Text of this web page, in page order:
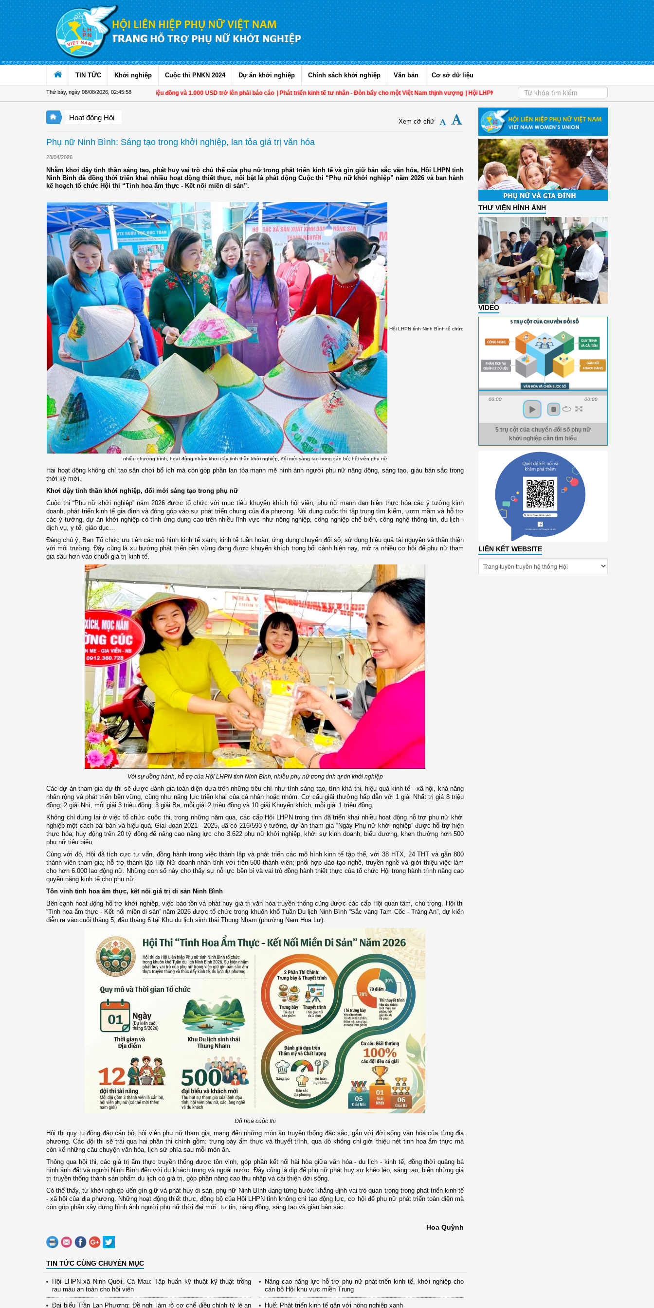
Truy cập nội dung luôn
TIN TỨC Khởi nghiệp Cuộc thi PNKN 2024 Dự án khởi nghiệp Chính sách khởi nghiệp Văn bản Cơ sở dữ liệu
Thứ bảy, ngày 08/08/2026 02:45:59
Từ 1/11, chuyển tiền từ 500 triệu đồng và 1.000 USD trở lên phải báo cáo | Phát triển kinh tế tư nhân - Đòn bẩy cho một Việt Nam thịnh vượng | Hội LHPN tỉnh Kiên Giang biểu dương phụ nữ tiêu biểu trong tham gia đề
Hoạt động Hội Xem cỡ chữ
Phụ nữ Ninh Bình: Sáng tạo trong khởi nghiệp, lan tỏa giá trị văn hóa
28/04/2026
Nhằm khơi dậy tinh thần sáng tạo, phát huy vai trò chủ thể của phụ nữ trong phát triển kinh tế và gìn giữ bản sắc văn hóa, Hội LHPN tỉnh
Ninh Bình đã đồng thời triển khai nhiều hoạt động thiết thực, nổi bật là phát động Cuộc thi “Phụ nữ khởi nghiệp” năm 2026 và ban hành
kế hoạch tổ chức Hội thi “Tinh hoa ẩm thực - Kết nối miền di sản”.
Hội LHPN tỉnh Ninh Bình tổ chức
nhiều chương trình, hoạt động nhằm khơi dậy tinh thần khởi nghiệp, đổi mới sáng tạo trong cán bộ, hội viên phụ nữ
Hai hoạt động không chỉ tạo sân chơi bổ ích mà còn góp phần lan tỏa mạnh mẽ hình ảnh người phụ nữ năng động, sáng tạo, giàu bản sắc trong
thời kỳ mới.
Khơi dậy tinh thần khởi nghiệp, đổi mới sáng tạo trong phụ nữ
Cuộc thi “Phụ nữ khởi nghiệp” năm 2026 được tổ chức với mục tiêu khuyến khích hội viên, phụ nữ mạnh dạn hiện thực hóa các ý tưởng kinh
doanh, phát triển kinh tế gia đình và đóng góp vào sự phát triển chung của địa phương. Nội dung cuộc thi tập trung tìm kiếm, ươm mầm và hỗ trợ
các ý tưởng, dự án khởi nghiệp có tính ứng dụng cao trên nhiều lĩnh vực như nông nghiệp, công nghiệp chế biến, công nghệ thông tin, du lịch -
dịch vụ, y tế, giáo dục…
Đáng chú ý, Ban Tổ chức ưu tiên các mô hình kinh tế xanh, kinh tế tuần hoàn, ứng dụng chuyển đổi số, sử dụng hiệu quả tài nguyên và thân thiện
với môi trường. Đây cũng là xu hướng phát triển bền vững đang được khuyến khích trong bối cảnh hiện nay, mở ra nhiều cơ hội để phụ nữ tham
gia sâu hơn vào chuỗi giá trị kinh tế.
Với sự đồng hành, hỗ trợ của Hội LHPN tỉnh Ninh Bình, nhiều phụ nữ trong tỉnh tự tin khởi nghiệp
Các dự án tham gia dự thi sẽ được đánh giá toàn diện dựa trên những tiêu chí như tính sáng tạo, tính khả thi, hiệu quả kinh tế - xã hội, khả năng
nhân rộng và phát triển bền vững, cũng như năng lực triển khai của cá nhân hoặc nhóm. Cơ cấu giải thưởng hấp dẫn với 1 giải Nhất trị giá 8 triệu
đồng; 2 giải Nhì, mỗi giải 3 triệu đồng; 3 giải Ba, mỗi giải 2 triệu đồng và 10 giải Khuyến khích, mỗi giải 1 triệu đồng.
Không chỉ dừng lại ở việc tổ chức cuộc thi, trong những năm qua, các cấp Hội LHPN trong tỉnh đã triển khai nhiều hoạt động hỗ trợ phụ nữ khởi
nghiệp một cách bài bản và hiệu quả. Giai đoạn 2021 - 2025, đã có 216/593 ý tưởng, dự án tham gia “Ngày Phụ nữ khởi nghiệp” được hỗ trợ hiện
thực hóa; huy động trên 20 tỷ đồng để nâng cao năng lực cho 3.622 phụ nữ khởi nghiệp, khởi sự kinh doanh; biểu dương, khen thưởng hơn 500
phụ nữ tiêu biểu.
Cùng với đó, Hội đã tích cực tư vấn, đồng hành trong việc thành lập và phát triển các mô hình kinh tế tập thể, với 38 HTX, 24 THT và gần 800
thành viên tham gia; hỗ trợ thành lập Hội Nữ doanh nhân tỉnh với trên 500 thành viên; phối hợp đào tạo nghề, truyền nghề và giới thiệu việc làm
cho hơn 6.000 lao động nữ. Những con số này cho thấy sự nỗ lực bền bỉ và vai trò đồng hành thiết thực của tổ chức Hội trong hành trình nâng cao
quyền năng kinh tế cho phụ nữ.
Tôn vinh tinh hoa ẩm thực, kết nối giá trị di sản Ninh Bình
Bên cạnh hoạt động hỗ trợ khởi nghiệp, việc bảo tồn và phát huy giá trị văn hóa truyền thống cũng được các cấp Hội quan tâm, chú trọng. Hội thi
“Tinh hoa ẩm thực - Kết nối miền di sản” năm 2026 được tổ chức trong khuôn khổ Tuần Du lịch Ninh Bình “Sắc vàng Tam Cốc - Tràng An”, dự kiến
diễn ra vào cuối tháng 5, đầu tháng 6 tại Khu du lịch sinh thái Thung Nham (phường Nam Hoa Lư).
Đồ họa cuộc thi
Hội thi quy tụ đông đảo cán bộ, hội viên phụ nữ tham gia, mang đến những món ăn truyền thống đặc sắc, gắn với đời sống văn hóa của từng địa
phương. Các đội thi sẽ trải qua hai phần thi chính gồm: trưng bày ẩm thực và thuyết trình, qua đó không chỉ giới thiệu nét tinh hoa ẩm thực mà
còn kể những câu chuyện văn hóa, lịch sử phía sau mỗi món ăn.
Thông qua hội thi, các giá trị ẩm thực truyền thống được tôn vinh, góp phần kết nối hài hòa giữa văn hóa - du lịch - kinh tế, đồng thời quảng bá
hình ảnh đất và người Ninh Bình đến với du khách trong và ngoài nước. Đây cũng là dịp để phụ nữ phát huy sự khéo léo, sáng tạo, biến những giá
trị truyền thống thành sản phẩm du lịch có giá trị, góp phần nâng cao thu nhập và cải thiện đời sống.
Có thể thấy, từ khởi nghiệp đến gìn giữ và phát huy di sản, phụ nữ Ninh Bình đang từng bước khẳng định vai trò quan trọng trong phát triển kinh tế
- xã hội của địa phương. Những hoạt động thiết thực, đồng bộ của Hội LHPN tỉnh không chỉ tạo động lực, cơ hội để phụ nữ phát triển toàn diện mà
còn góp phần xây dựng hình ảnh người phụ nữ thời đại mới: tự tin, năng động, sáng tạo và giàu bản sắc.
Hoa Quỳnh
TIN TỨC CÙNG CHUYÊN MỤC
Hội LHPN xã Ninh Quới, Cà Mau: Tập huấn kỹ thuật kỹ thuật trồng
rau màu an toàn cho hội viên
Đại biểu Trần Lan Phương: Đề nghị làm rõ cơ chế điều chỉnh tỷ lệ an
Nâng cao năng lực hỗ trợ phụ nữ phát triển kinh tế, khởi nghiệp cho
cán bộ Hội khu vực miền Trung
Huế: Phát triển kinh tế gắn với nông nghiệp xanh
THƯ VIỆN HÌNH ẢNH
VIDEO
00:00 00:00
5 trụ cột của chuyển đổi số phụ nữ
khởi nghiệp cần tìm hiểu
LIÊN KẾT WEBSITE